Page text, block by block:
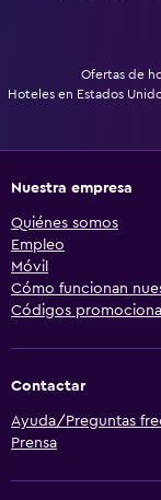
Ofertas de
Hoteles en Estados
Nuestra empresa
Quiénes somos
Empleo
Móvil
Cómo funcionan
Códigos
Contactar
Ayuda/Preguntas
Prensa